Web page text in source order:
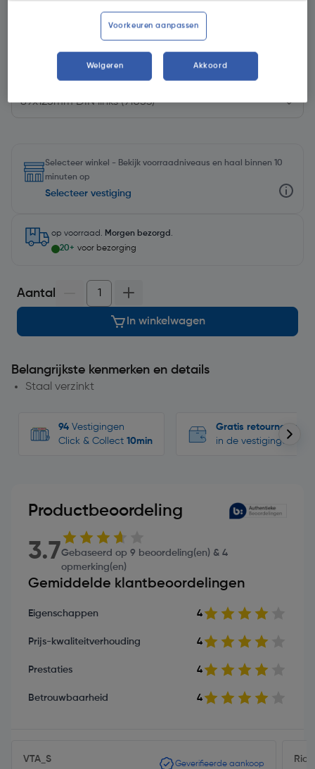
| Excl. btw € 4,90
Kies productvariant
Selecteer winkel - Bekijk voorraadniveaus en haal binnen 10
minuten op
Selecteer vestiging
op voorraad. Morgen bezorgd .
20+ voor bezorging
Aantal
In winkelwagen
Belangrijkste kenmerken en details
Staal verzinkt
94 Vestigingen
Click & Collect 10min
Gratis retourneren
in de vestigingen
Productbeoordeling
3.7Gebaseerd op 9 beoordeling(en) & 4
opmerking(en)
Gemiddelde klantbeoordelingen
Eigenschappen 4
Prijs-kwaliteitverhouding 4
Prestaties 4
Betrouwbaarheid 4
VTA_S Geverifieerde aankoop
Voorkeuren aanpassen
Weigeren Akkoord